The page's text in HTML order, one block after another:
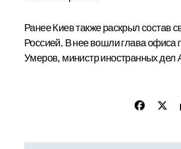
Ранее Киев также раскрыл состав
Россией. В нее вошли глава
Умеров, министр иностранных дел